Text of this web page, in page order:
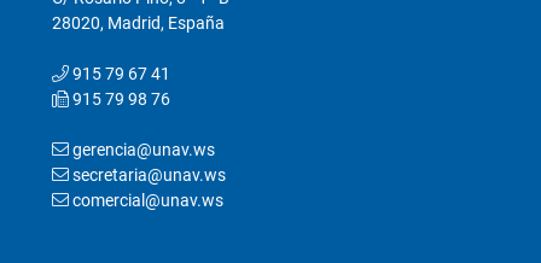
28020, Madrid, España
915 79 67 41
915 79 98 76
gerencia@unav.ws
secretaria@unav.ws
comercial@unav.ws